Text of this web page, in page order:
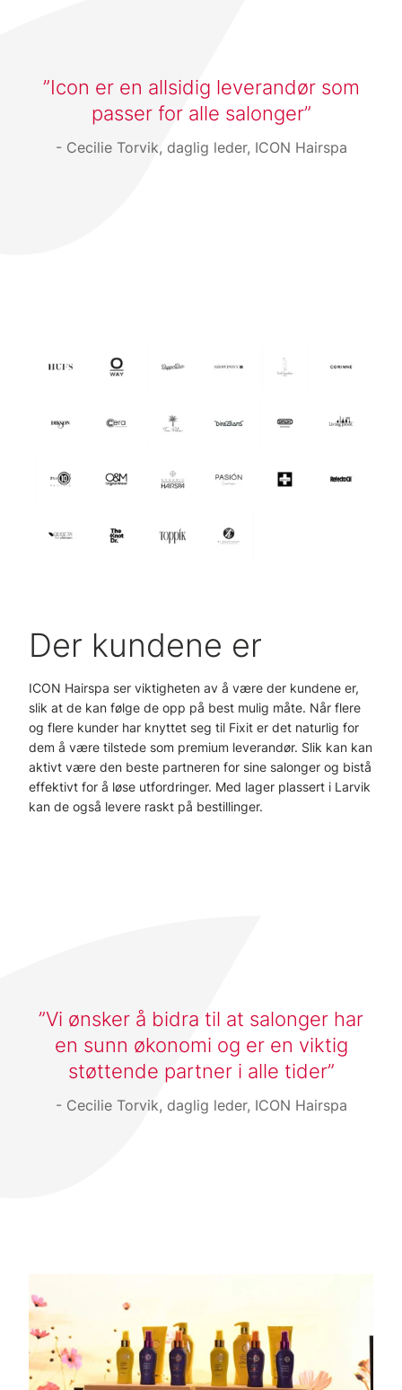
Icon er en allsidig leverandør som
passer for alle salonger
Cecilie Torvik, daglig leder, ICON Hairspa
Der kundene er
ICON Hairspa ser viktigheten av å være der kundene er,
slik at de kan følge de opp på best mulig måte. Når flere
og flere kunder har knyttet seg til Fixit er det naturlig for
dem å være tilstede som premium leverandør. Slik kan kan
aktivt være den beste partneren for sine salonger og bistå
effektivt for å løse utfordringer. Med lager plassert i Larvik
kan de også levere raskt på bestillinger.
Vi ønsker å bidra til at salonger har
en sunn økonomi og er en viktig
støttende partner i alle tider
Cecilie Torvik, daglig leder, ICON Hairspa